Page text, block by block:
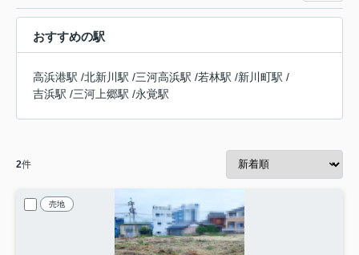
おすすめの駅
高浜港駅 /北新川駅 /三河高浜駅 /若林駅 /新川町駅 /
吉浜駅 /三河上郷駅 /永覚駅
2件
売地